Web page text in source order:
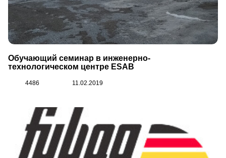
Обучающий семинар в инженерно-
технологическом центре ESAB
4486 11.02.2019